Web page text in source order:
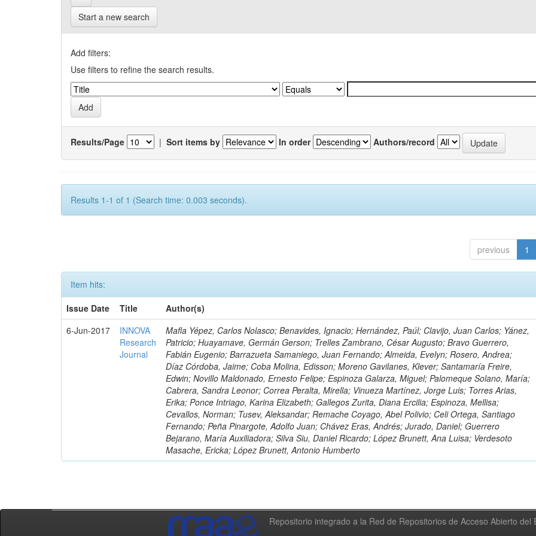
Start a new search
Add filters:
Use filters to refine the search results.
Results/Page | Sort items by In order Authors/record
Results 1-1 of 1 (Search time: 0.003 seconds).
previous 1
Item hits:
Issue Date
Title
Author(s)
6-Jun-2017
INNOVA
Research
Journal
Mafla Yépez, Carlos Nolasco; Benavides, Ignacio; Hernández, Paúl; Clavijo, Juan Carlos; Yánez,
Patricio; Huayamave, Germán Gerson; Trelles Zambrano, César Augusto; Bravo Guerrero,
Fabián Eugenio; Barrazueta Samaniego, Juan Fernando; Almeida, Evelyn; Rosero, Andrea;
Díaz Córdoba, Jaime; Coba Molina, Edisson; Moreno Gavilanes, Klever; Santamaría Freire,
Edwin; Novillo Maldonado, Ernesto Felipe; Espinoza Galarza, Miguel; Palomeque Solano, María;
Cabrera, Sandra Leonor; Correa Peralta, Mirella; Vinueza Martínez, Jorge Luis; Torres Arias,
Erika; Ponce Intriago, Karina Elizabeth; Gallegos Zurita, Diana Ercilia; Espinoza, Mellisa;
Cevallos, Norman; Tusev, Aleksandar; Remache Coyago, Abel Polivio; Celi Ortega, Santiago
Fernando; Peña Pinargote, Adolfo Juan; Chávez Eras, Andrés; Jurado, Daniel; Guerrero
Bejarano, María Auxiliadora; Silva Siu, Daniel Ricardo; López Brunett, Ana Luisa; Verdesoto
Masache, Ericka; López Brunett, Antonio Humberto
Repositorio integrado a la Red de Repositorios de Acceso Abierto del